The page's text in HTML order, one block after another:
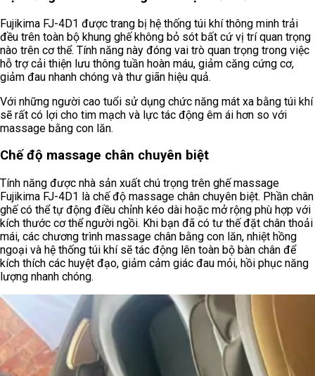
Fujikima FJ-4D1 được trang bị hệ thống túi khí thông minh trải
đều trên toàn bộ khung ghế không bỏ sót bất cứ vị trí quan trọng
nào trên cơ thể. Tính năng này đóng vai trò quan trọng trong việc
hỗ trợ cải thiện lưu thông tuần hoàn máu, giảm căng cứng cơ,
giảm đau nhanh chóng và thư giãn hiệu quả.
Với những người cao tuổi sử dụng chức năng mát xa bằng túi khí
sẽ rất có lợi cho tim mạch và lực tác động êm ái hơn so với
massage bằng con lăn.
Chế độ massage chân chuyên biệt
Tính năng được nhà sản xuất chú trọng trên ghế massage
Fujikima FJ-4D1 là chế độ massage chân chuyên biệt. Phần chân
ghế có thể tự động điều chỉnh kéo dài hoặc mở rộng phù hợp với
kích thước cơ thể người ngồi. Khi bạn đã có tư thế đặt chân thoải
mái, các chương trình massage chân bằng con lăn, nhiệt hồng
ngoại và hệ thống túi khí sẽ tác động lên toàn bộ bàn chân để
kích thích các huyệt đạo, giảm cảm giác đau mỏi, hồi phục năng
lượng nhanh chóng.